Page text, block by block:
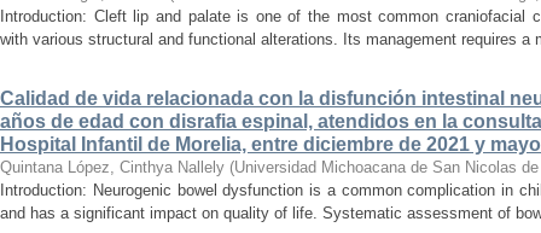
Introduction: Cleft lip and palate is one of the most common craniofacial
with various structural and functional alterations. Its management requires a
Calidad de vida relacionada con la disfunción intestinal
años de edad con disrafia espinal, atendidos en la
Hospital Infantil de Morelia, entre diciembre de 2021 y
Quintana López, Cinthya Nallely (Universidad Michoacana de San Nicolas
Introduction: Neurogenic bowel dysfunction is a common complication in
and has a significant impact on quality of life. Systematic assessment of